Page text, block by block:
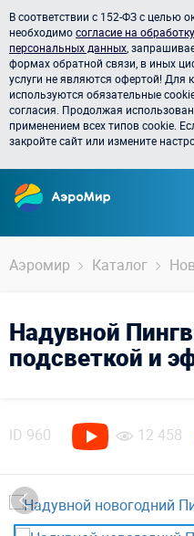
В соответствии с 152-ФЗ с целью
необходимосогласие на обработку
персональных данных ,
формах обратной связи, в иных
услуги не являются офертой! Для
используются обязательные
согласия. Продолжая
применением всех типов cookie.
закройте сайт или измените
Аэромир Каталог
Надувной
подсветкой и
ID 960 12 458